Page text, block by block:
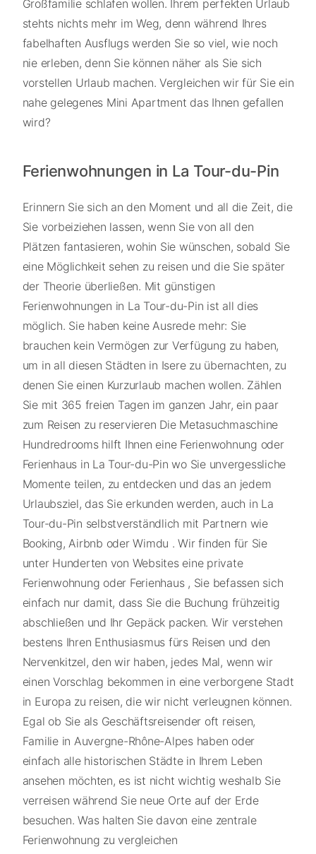
Großfamilie schlafen wollen. Ihrem perfekten Urlaub
stehts nichts mehr im Weg, denn während Ihres
fabelhaften Ausflugs werden Sie so viel, wie noch
nie erleben, denn Sie können näher als Sie sich
vorstellen Urlaub machen. Vergleichen wir für Sie ein
nahe gelegenes Mini Apartment das Ihnen gefallen
wird?
Ferienwohnungen in La Tour-du-Pin
Erinnern Sie sich an den Moment und all die Zeit, die
Sie vorbeiziehen lassen, wenn Sie von all den
Plätzen fantasieren, wohin Sie wünschen, sobald Sie
eine Möglichkeit sehen zu reisen und die Sie später
der Theorie überließen. Mit günstigen
Ferienwohnungen in La Tour-du-Pin ist all dies
möglich. Sie haben keine Ausrede mehr: Sie
brauchen kein Vermögen zur Verfügung zu haben,
um in all diesen Städten in Isere zu übernachten, zu
denen Sie einen Kurzurlaub machen wollen. Zählen
Sie mit 365 freien Tagen im ganzen Jahr, ein paar
zum Reisen zu reservieren Die Metasuchmaschine
Hundredrooms hilft Ihnen eine Ferienwohnung oder
Ferienhaus in La Tour-du-Pin wo Sie unvergessliche
Momente teilen, zu entdecken und das an jedem
Urlaubsziel, das Sie erkunden werden, auch in La
Tour-du-Pin selbstverständlich mit Partnern wie
Booking, Airbnb oder Wimdu . Wir finden für Sie
unter Hunderten von Websites eine private
Ferienwohnung oder Ferienhaus , Sie befassen sich
einfach nur damit, dass Sie die Buchung frühzeitig
abschließen und Ihr Gepäck packen. Wir verstehen
bestens Ihren Enthusiasmus fürs Reisen und den
Nervenkitzel, den wir haben, jedes Mal, wenn wir
einen Vorschlag bekommen in eine verborgene Stadt
in Europa zu reisen, die wir nicht verleugnen können.
Egal ob Sie als Geschäftsreisender oft reisen,
Familie in Auvergne-Rhône-Alpes haben oder
einfach alle historischen Städte in Ihrem Leben
ansehen möchten, es ist nicht wichtig weshalb Sie
verreisen während Sie neue Orte auf der Erde
besuchen. Was halten Sie davon eine zentrale
Ferienwohnung zu vergleichen